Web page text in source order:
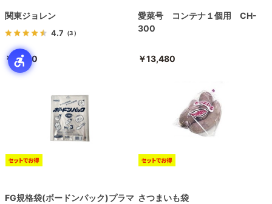
関東ジョレン
4.7 （3）
￥2,780
愛菜号 コンテナ１個用 CH-
300
￥13,480
FG規格袋(ボードンパック)プラマ さつまいも袋